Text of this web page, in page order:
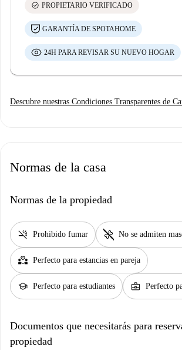
check_circle PROPIETARIO VERIFICADO
GARANTÍA DE SPOTAHOME
24H PARA REVISAR SU NUEVO HOGAR
Descubre nuestras Condiciones Transparentes de
Normas de la casa
Normas de la propiedad
smoke_free Prohibido fumar pet_supplies No se admiten
partner_heart Perfecto para estancias en pareja
school Perfecto para estudiantes business_center Perfecto
Documentos que necesitarás para
propiedad